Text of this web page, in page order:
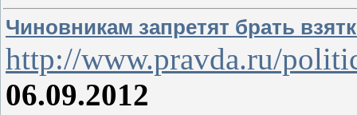
Чиновникам запретят брать
http://www.pravda.ru/
06.09.2012